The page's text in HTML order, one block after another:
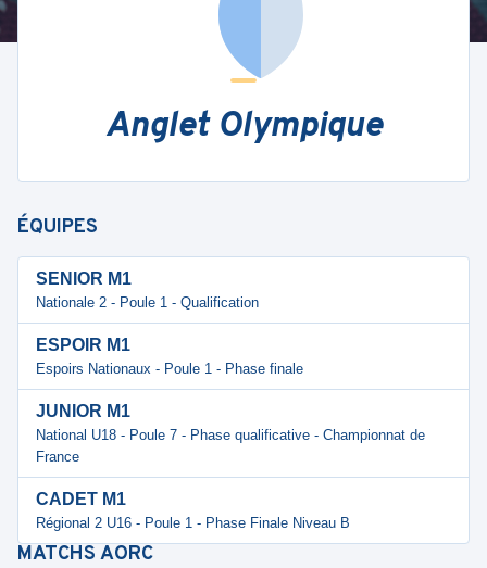
Anglet Olympique
ÉQUIPES
SENIOR M1
Nationale 2 - Poule 1 - Qualification
ESPOIR M1
Espoirs Nationaux - Poule 1 - Phase finale
JUNIOR M1
National U18 - Poule 7 - Phase qualificative - Championnat de
France
CADET M1
Régional 2 U16 - Poule 1 - Phase Finale Niveau B
MATCHS AORC